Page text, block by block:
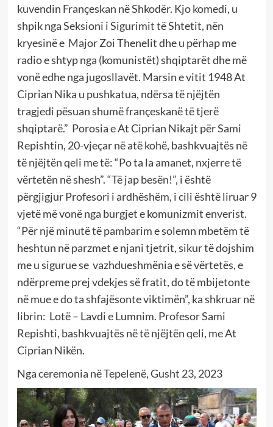
kuvendin Françeskan në Shkodër. Kjo komedi, u
shpik nga Seksioni i Sigurimit të Shtetit, nën
kryesinë e Major Zoi Thenelit dhe u përhap me
radio e shtyp nga (komunistët) shqiptarët dhe më
vonë edhe nga jugosllavët. Marsin e vitit 1948 At
Ciprian Nika u pushkatua, ndërsa të njëjtën
tragjedi pësuan shumë françeskanë të tjerë
shqiptarë.” Porosia e At Ciprian Nikajt për Sami
Repishtin, 20-vjeçar në atë kohë, bashkvuajtës në
të njëjtën qeli me të: “Po ta la amanet, nxjerre të
vërtetën në shesh”. “Të jap besën!”, i është
përgjigjur Profesori i ardhëshëm, i cili është liruar 9
vjetë më vonë nga burgjet e komunizmit enverist.
“Për një minutë të pambarim e solemn mbetëm të
heshtun në parzmet e njani tjetrit, sikur të dojshim
me u sigurue se vazhdueshmënia e së vërtetës, e
ndërpreme prej vdekjes së fratit, do të mbijetonte
në mue e do ta shfajësonte viktimën”, ka shkruar në
librin: Lotë – Lavdi e Lumnim. Profesor Sami
Repishti, bashkvuajtës në të njëjtën qeli, me At
Ciprian Nikën.
Nga ceremonia në Tepelenë, Gusht 23, 2023